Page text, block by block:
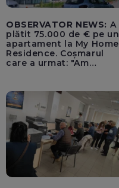
OBSERVATOR NEWS: A
plătit 75.000 de € pe un
apartament la My Home
Residence. Coșmarul
care a urmat: "Am